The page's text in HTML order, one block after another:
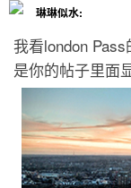
琳琳似水:
我看london
是你的帖子里面